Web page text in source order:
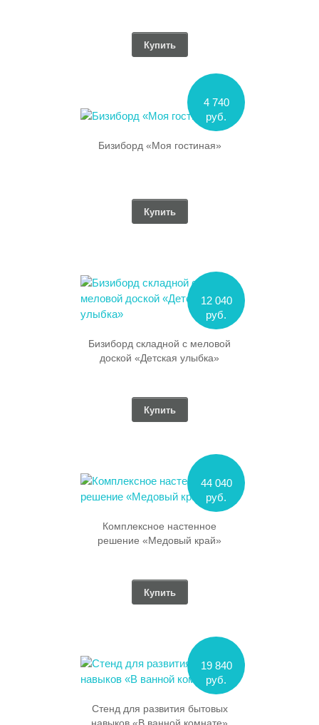
Купить
4 740
руб.
Бизиборд «Моя гостиная»
Купить
12 040
руб.
Бизиборд складной с меловой
доской «Детская улыбка»
Купить
44 040
руб.
Комплексное настенное
решение «Медовый край»
Купить
19 840
руб.
Стенд для развития бытовых